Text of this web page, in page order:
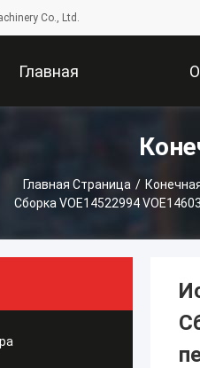
Co., Ltd.
Главная О
Компании
Главная Страница /
Сборка VOE14522994